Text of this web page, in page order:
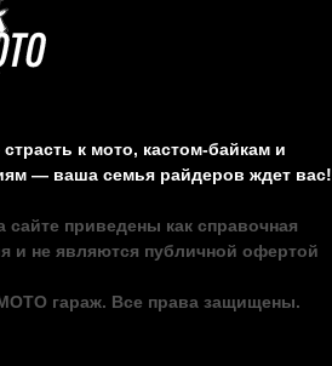
страсть к мото, кастом-байкам и
— ваша семья райдеров ждет вас!
сайте приведены как справочная
и не являются публичной офертой
гараж. Все права защищены.